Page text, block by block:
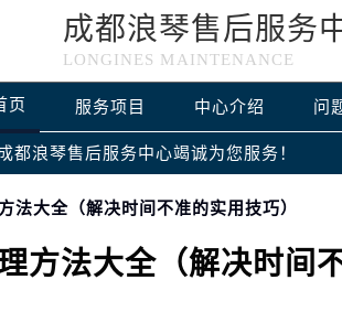
成都浪琴售后服务
LONGINES MAINTENANCE
页 服务项目 中心介绍 问
都浪琴售后服务中心竭诚为您服务！
法大全（解决时间不准的实用技巧）
方法大全（解决时间